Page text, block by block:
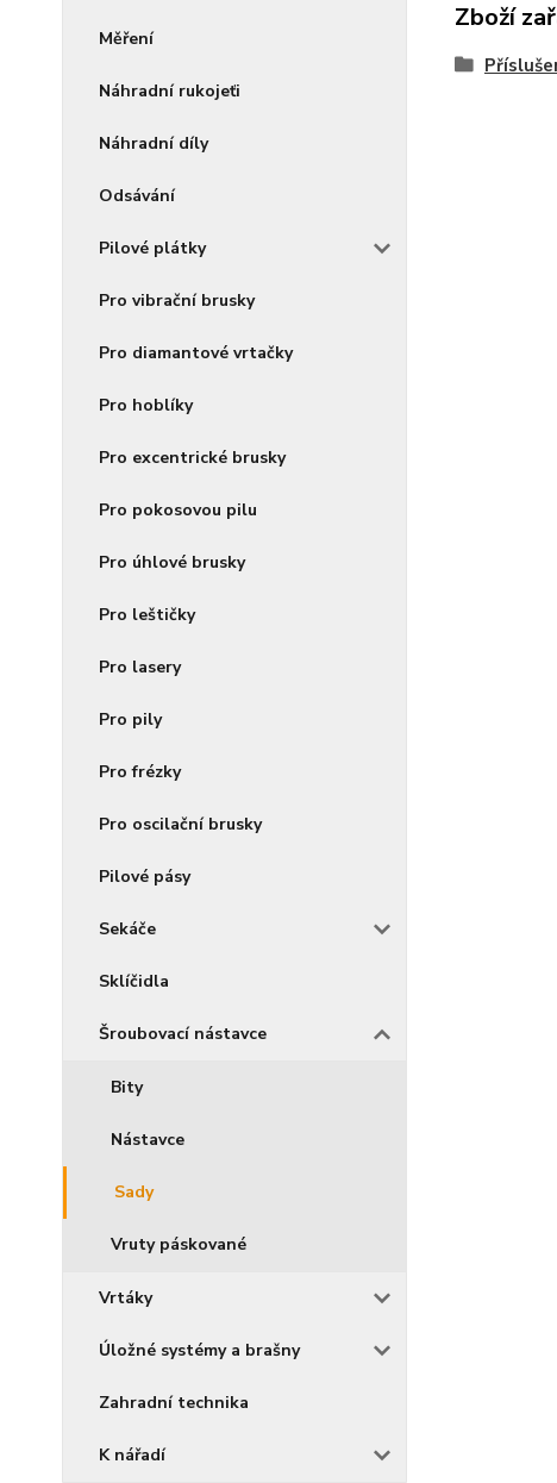
Měření
Náhradní rukojeťi
Náhradní díly
Odsávání
Pilové plátky
Pro vibrační brusky
Pro diamantové vrtačky
Pro hoblíky
Pro excentrické brusky
Pro pokosovou pilu
Pro úhlové brusky
Pro leštičky
Pro lasery
Pro pily
Pro frézky
Pro oscilační brusky
Pilové pásy
Sekáče
Sklíčidla
Šroubovací nástavce
Bity
Nástavce
Sady
Vruty páskované
Vrtáky
Úložné systémy a brašny
Zahradní technika
K nářadí
Zboží